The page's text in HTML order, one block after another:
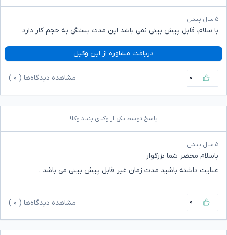
۵ سال پیش
با سلام، قابل پیش بینی نمی باشد این مدت بستگی به حجم کار دارد
دریافت مشاوره از این وکیل
۰ مشاهده دیدگاه‌ها ( ۰
پاسخ توسط یکی از وکلای بنیاد وکلا
۵ سال پیش
باسلام محضر شما بزرگوار
عنایت داشته باشید مدت زمان غیر قابل پیش بینی می باشد .
۰ مشاهده دیدگاه‌ها ( ۰